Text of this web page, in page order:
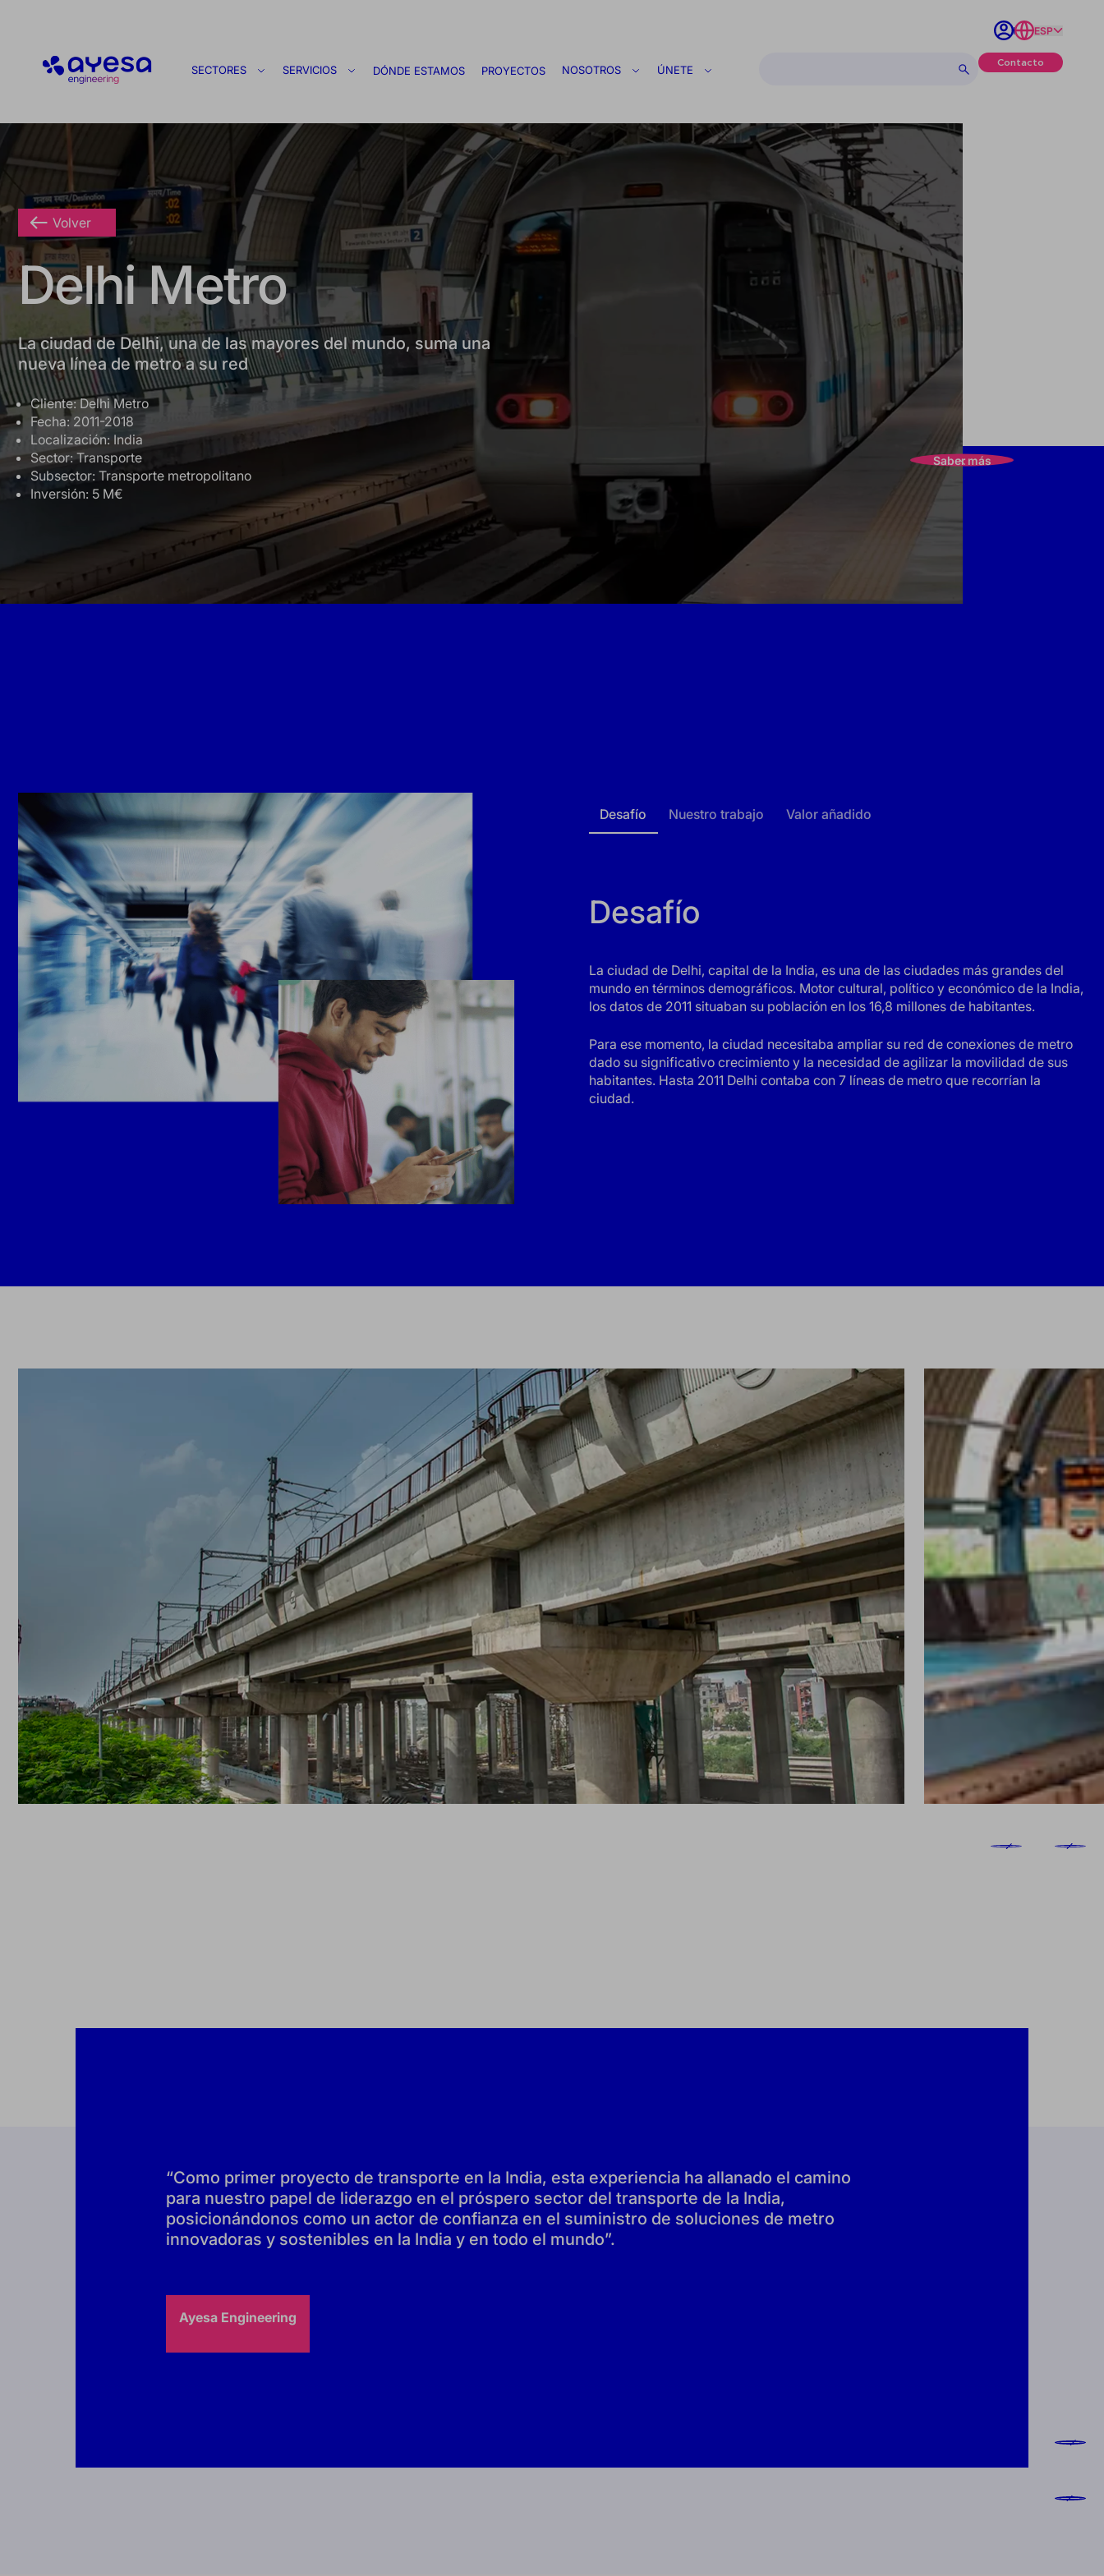
ESP
Ayesa
SECTORES SERVICIOS DÓNDE ESTAMOS PROYECTOS NOSOTROS ÚNETE
Contacto
Saber más
Volver
Delhi Metro
La ciudad de Delhi, una de las mayores del mundo, suma una
nueva línea de metro a su red
Cliente: Delhi Metro
Fecha: 2011-2018
Localización: India
Sector: Transporte
Subsector: Transporte metropolitano
Inversión: 5 M€
Desafío Nuestro trabajo Valor añadido
Desafío
La ciudad de Delhi, capital de la India, es una de las ciudades más grandes del
mundo en términos demográficos. Motor cultural, político y económico de la India,
los datos de 2011 situaban su población en los 16,8 millones de habitantes.
Para ese momento, la ciudad necesitaba ampliar su red de conexiones de metro
dado su significativo crecimiento y la necesidad de agilizar la movilidad de sus
habitantes. Hasta 2011 Delhi contaba con 7 líneas de metro que recorrían la
ciudad.
“Como primer proyecto de transporte en la India, esta experiencia ha allanado el camino
para nuestro papel de liderazgo en el próspero sector del transporte de la India,
posicionándonos como un actor de confianza en el suministro de soluciones de metro
innovadoras y sostenibles en la India y en todo el mundo”.
Ayesa Engineering